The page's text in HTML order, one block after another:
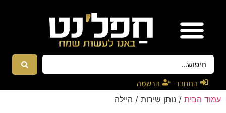
התחבר הרשמה
עמוד הבית / נותן שירות / היילה